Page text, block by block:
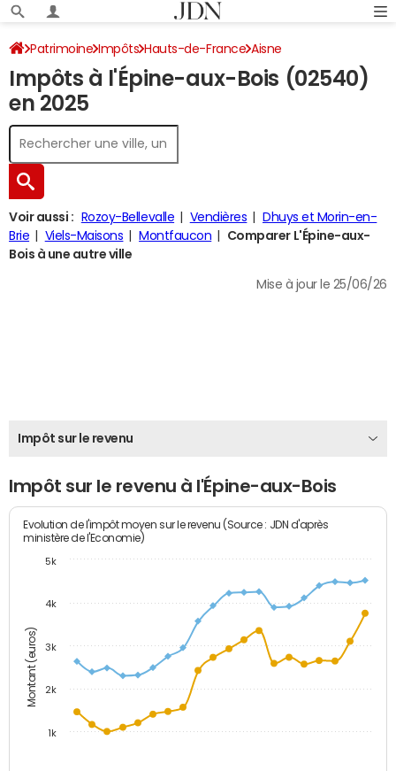
Patrimoine Impôts Hauts-de-France Aisne
L'Épine-aux-Bois Impôt sur le revenu
Impôts à l'Épine-aux-Bois (02540)
en 2025
Voir aussi : Rozoy-Bellevalle Vendières
Dhuys et Morin-en-
Brie
Viels-Maisons Montfaucon
Comparer L'Épine-aux-
Bois à une autre ville
Mise à jour le 25/06/26
Impôt sur le revenu
Impôt sur le revenu à l'Épine-aux-Bois
Montant (euros)
Evolution de l'impôt moyen sur le revenu (Source : JDN d'après
ministère de l'Economie)
1k
2k
3k
4k
5k